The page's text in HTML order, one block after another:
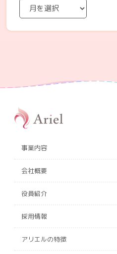
事業内容
会社概要
役員紹介
採用情報
アリエルの特徴